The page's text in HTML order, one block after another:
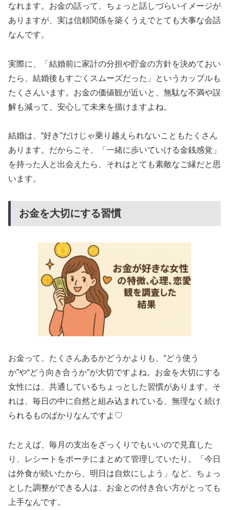
なれます。お金の話って、ちょっと話しづらいイメージが
ありますが、実は信頼関係を築くうえでとても大事な会話
なんです。
実際に、「結婚前に家計の分担や貯金の方針を決めておい
たら、結婚後もすごくスムーズだった」というカップルも
たくさんいます。お金の価値観が近いと、無駄な不満や誤
解も減って、安心して未来を描けますよね。
結婚は、“好き”だけじゃ乗り越えられないこともたくさん
あります。だからこそ、「一緒に歩いていける金銭感覚」
を持った人と出会えたら、それはとても素敵なご縁だと思
います。
お金を大切にする習慣
お金って、たくさんあるかどうかよりも、“どう使う
か”や“どう向き合うか”が大切ですよね。お金を大切にする
女性には、共通しているちょっとした習慣があります。そ
れは、毎日の中に自然と組み込まれている、無理なく続け
られるものばかりなんですよ♡
たとえば、毎月の支出をざっくりでもいいので見直した
り、レシートをポーチにまとめて管理していたり。「今日
は外食が続いたから、明日は自炊にしよう」など、ちょっ
とした調整ができる人は、お金との付き合い方がとっても
上手なんです。